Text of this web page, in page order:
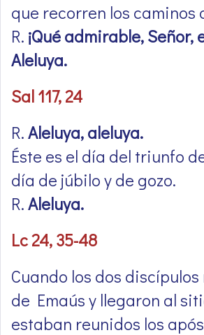
que recorren los caminos
R. ¡Qué admirable, Señor,
Aleluya.
Sal 117, 24
R.Aleluya, aleluya.
Éste es el día del triunfo
día de júbilo y de gozo.
R.Aleluya.
Lc 24, 35-48
Cuando los dos
de Emaús y llegaron al
estaban reunidos los